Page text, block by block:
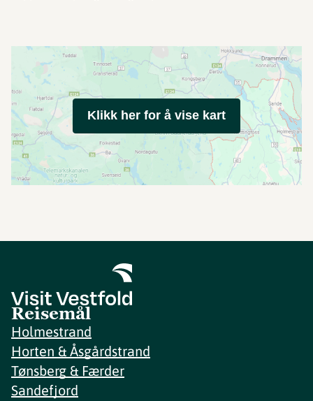
Klikk her for å vise kart
Reisemål
Holmestrand
Horten & Åsgårdstrand
Tønsberg & Færder
Sandefjord